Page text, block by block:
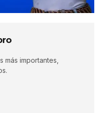
importantes,